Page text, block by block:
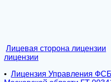
Лицевая сторона лицензии
лицензии
• Лицензия Управления